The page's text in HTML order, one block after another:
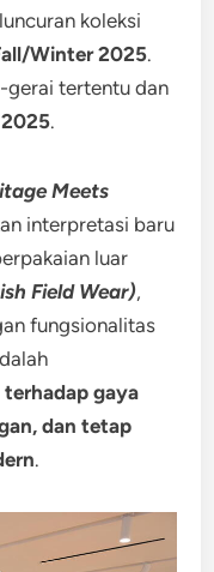
koleksi
Winter 2025.
gerai tertentu dan
.
Meets
interpretasi baru
luar
Field Wear),
fungsionalitas
gaya
dan tetap
.